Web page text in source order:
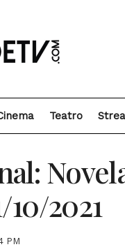
Teatro
10/2021
PM